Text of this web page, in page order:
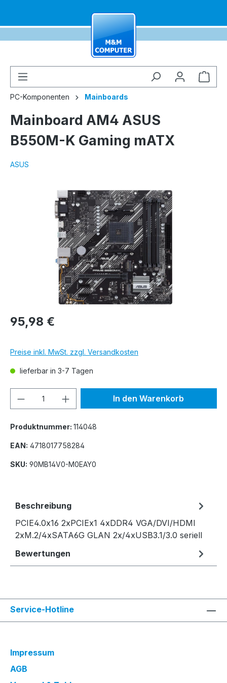
PC-Komponenten Mainboards
Mainboard AM4 ASUS
B550M-K Gaming mATX
ASUS
Bildergalerie überspringen
95,98 €
Preise inkl. MwSt. zzgl. Versandkosten
lieferbar in 3-7 Tagen
Produkt Anzahl: Gib denIn den Warenkorb
Produktnummer: 114048
EAN: 4718017758284
SKU: 90MB14V0-M0EAY0
Beschreibung
PCIE4.0x16 2xPCIEx1 4xDDR4 VGA/DVI/HDMI
2xM.2/4xSATA6G GLAN 2x/4xUSB3.1/3.0 seriell
Bewertungen
Service-Hotline
Impressum
AGB